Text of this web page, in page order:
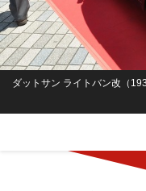
ダットサン ライトバン改（